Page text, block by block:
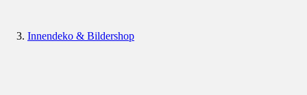
Innendeko & Bildershop